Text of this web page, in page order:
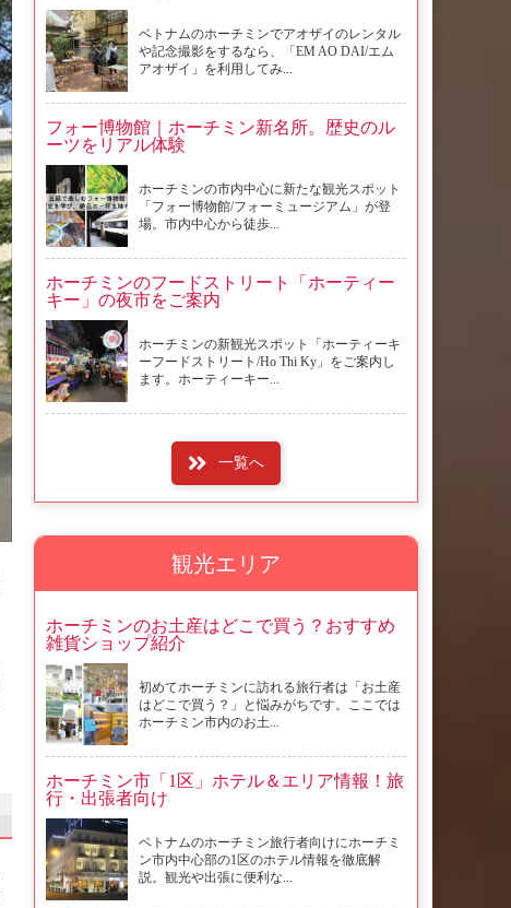
ベトナムのホーチミンでアオザイのレンタル
や記念撮影をするなら、「EM AO DAI/エム
アオザイ」を利用してみ...
フォー博物館｜ホーチミン新名所。歴史のル
ーツをリアル体験
ホーチミンの市内中心に新たな観光スポット
「フォー博物館/フォーミュージアム」が登
場。市内中心から徒歩...
ホーチミンのフードストリート「ホーティー
キー」の夜市をご案内
ホーチミンの新観光スポット「ホーティーキ
ーフードストリート/Ho Thi Ky」をご案内し
ます。ホーティーキー...
一覧へ
観光エリア
ホーチミンのお土産はどこで買う？おすすめ
雑貨ショップ紹介
初めてホーチミンに訪れる旅行者は「お土産
はどこで買う？」と悩みがちです。ここでは
ホーチミン市内のお土...
ホーチミン市「1区」ホテル＆エリア情報！旅
行・出張者向け
ベトナムのホーチミン旅行者向けにホーチミ
ン市内中心部の1区のホテル情報を徹底解
説。観光や出張に便利な...